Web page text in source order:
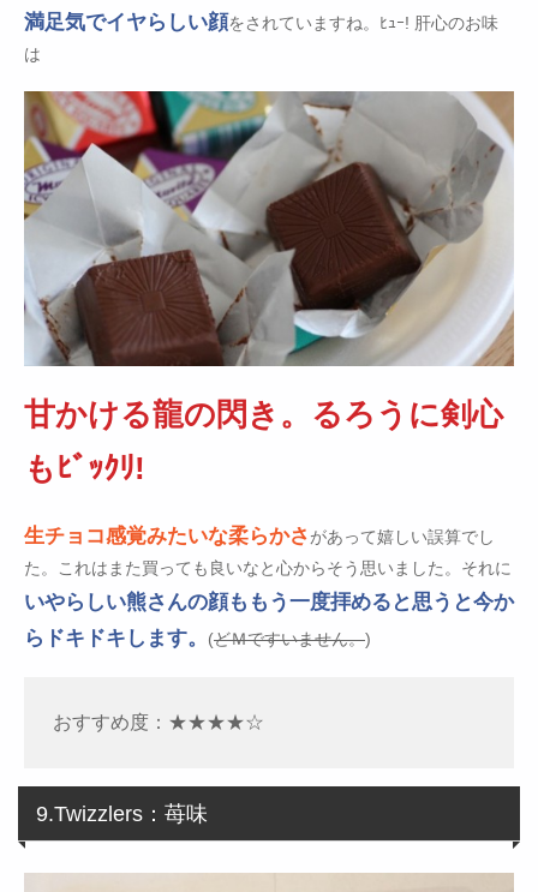
満足気でイヤらしい顔をされていますね。ﾋｭｰ! 肝心のお味
は
甘かける龍の閃き。るろうに剣心
もﾋﾞｯｸﾘ!
生チョコ感覚みたいな柔らかさがあって嬉しい誤算でし
た。これはまた買っても良いなと心からそう思いました。それに
いやらしい熊さんの顔ももう一度拝めると思うと今か
らドキドキします。
(どＭですいません。)
おすすめ度：★★★★☆
9.Twizzlers：苺味